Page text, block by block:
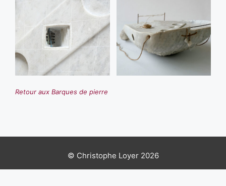
Retour aux Barques de pierre
© Christophe Loyer 2026